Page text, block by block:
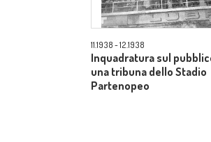
11.1938 - 12.1938
Inquadratura sul
una tribuna dello Stadio
Partenopeo